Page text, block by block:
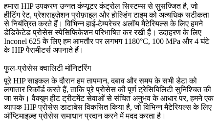
हमारा HIP उपकरण उन्नत कंप्यूटर कंट्रोल सिस्टम्स से सुसज्जित है, जो
हीटिंग रेट, प्रेशराइज़ेशन प्रोफ़ाइल और होल्डिंग टाइम को अत्यधिक सटीकता
से नियंत्रित करते हैं। विभिन्न हाई-टेम्परेचर अलॉय मैटेरियल्स के लिए हमने
डेडिकेटेड प्रोसेस स्पेसिफिकेशन परिभाषित कर रखी हैं। उदाहरण के लिए
Inconel 625के लिए हम आमतौर पर लगभग 1180°C, 100 MPa और 4 घंटे
के HIP पैरामीटर्स अपनाते हैं।
फुल-प्रोसेस क्वालिटी मॉनिटरिंग
पूरे HIP साइकल के दौरान हम तापमान, दबाव और समय के सभी डेटा को
लगातार रिकॉर्ड करते हैं, ताकि पूरे प्रोसेस कीपूर्ण ट्रेसिबिलिटीसुनिश्चित की
जा सके।वैक्यूम हीट ट्रीटमेंट सेवाओंसे संचित अनुभव के आधार पर, हमने एक
व्यापक HIP प्रोसेस डाटाबेस विकसित किया है, जो विभिन्न मैटेरियल्स के लिए
ऑप्टिमाइज़्ड प्रोसेस समाधान प्रदान करने में मदद करता है।